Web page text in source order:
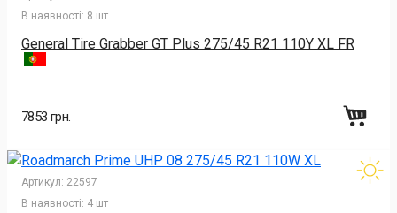
В наявності: 8 шт
General Tire Grabber GT Plus 275/45 R21 110Y XL FR
7853 грн.
Артикул: 22597
В наявності: 4 шт